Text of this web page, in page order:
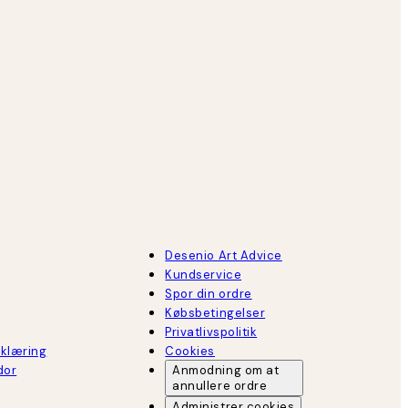
Desenio Art Advice
Kundservice
Spor din ordre
Købsbetingelser
Privatlivspolitik
Cookies
Anmodning om at
annullere ordre